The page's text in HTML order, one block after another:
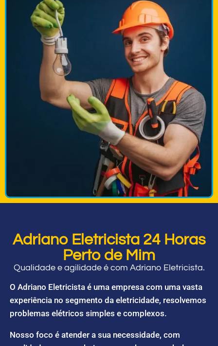
Adriano Eletricista 24 Horas
Perto de Mim
Qualidade e agilidade é com Adriano Eletricista.
O Adriano Eletricista é uma empresa com uma vasta
experiência no segmento da eletricidade, resolvemos
problemas elétricos simples e complexos.
Nosso foco é atender a sua necessidade, com